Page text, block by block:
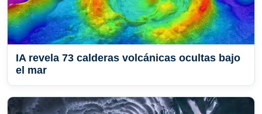
IA revela 73 calderas volcánicas ocultas bajo
el mar